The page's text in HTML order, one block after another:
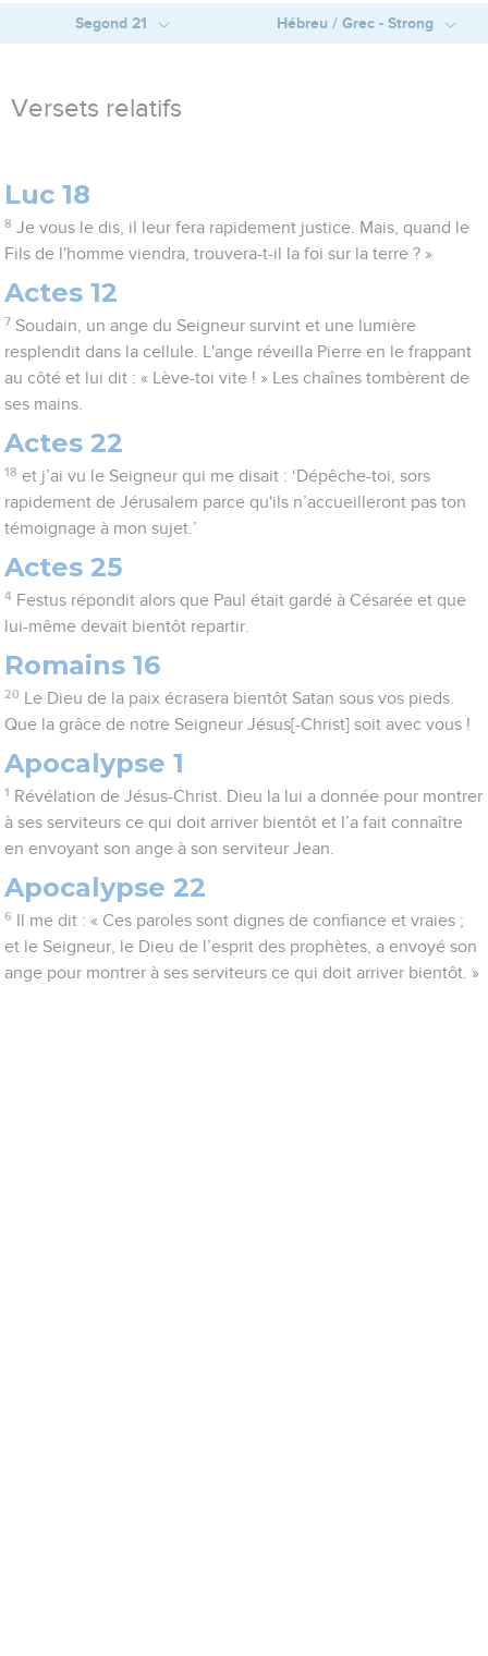
Segond 21 Hébreu / Grec - Strong
Versets relatifs
Luc 18
8 Je vous le dis, il leur fera rapidement justice. Mais, quand le
Fils de l'homme viendra, trouvera-t-il la foi sur la terre ? »
Actes 12
7 Soudain, un ange du Seigneur survint et une lumière
resplendit dans la cellule. L'ange réveilla Pierre en le frappant
au côté et lui dit : « Lève-toi vite ! » Les chaînes tombèrent de
ses mains.
Actes 22
18 et j’ai vu le Seigneur qui me disait : ‘Dépêche-toi, sors
rapidement de Jérusalem parce qu'ils n’accueilleront pas ton
témoignage à mon sujet.’
Actes 25
4 Festus répondit alors que Paul était gardé à Césarée et que
lui-même devait bientôt repartir.
Romains 16
20
Le Dieu de la paix écrasera bientôt Satan sous vos pieds.
Que la grâce de notre Seigneur Jésus[-Christ] soit avec vous !
Apocalypse 1
1 Révélation de Jésus-Christ. Dieu la lui a donnée pour montrer
à ses serviteurs ce qui doit arriver bientôt et l’a fait connaître
en envoyant son ange à son serviteur Jean.
Apocalypse 22
6
Il me dit : « Ces paroles sont dignes de confiance et vraies ;
et le Seigneur, le Dieu de l’esprit des prophètes, a envoyé son
ange pour montrer à ses serviteurs ce qui doit arriver bientôt. »